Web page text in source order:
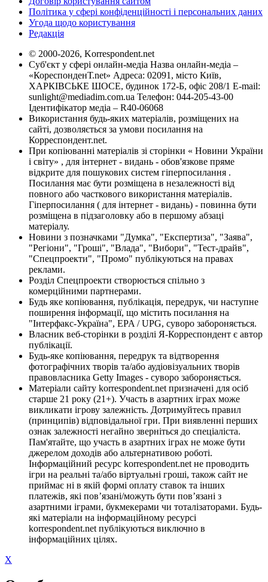
Політика у сфері конфіденційності і персональних даних
Угода щодо користування
Редакція
© 2000-2026, Korrespondent.net
Суб'єкт у сфері онлайн-медіа Назва онлайн-медіа –
«КореспонденТ.net» Адреса: 02091, місто Київ,
ХАРКІВСЬКЕ ШОСЕ, будинок 172-Б, офіс 208/1 E-mail:
sunlight@mediadim.com.ua Телефон: 044-205-43-00
Ідентифікатор медіа – R40-06068
Використання будь-яких матеріалів, розміщених на
сайті, дозволяється за умови посилання на
Корреспондент.net.
При копіюванні матеріалів зі сторінки « Новини України
і світу» , для інтернет - видань - обов'язкове пряме
відкрите для пошукових систем гіперпосилання .
Посилання має бути розміщена в незалежності від
повного або часткового використання матеріалів.
Гіперпосилання ( для інтернет - видань) - повинна бути
розміщена в підзаголовку або в першому абзаці
матеріалу.
Новини з позначками "Думка", "Експертиза", "Заява",
"Регіони", "Гроші", "Влада", "Вибори", "Тест-драйв",
"Спецпроекти", "Промо" публікуються на правах
реклами.
Розділ Спецпроекти створюється спільно з
комерційними партнерами.
Будь яке копіювання, публікація, передрук, чи наступне
поширення інформації, що містить посилання на
"Інтерфакс-Україна", EPA / UPG, суворо забороняється.
Власник веб-сторінки в розділі Я-Корреспондент є автор
публікації.
Будь-яке копіювання, передрук та відтворення
фотографічних творів та/або аудіовізуальних творів
правовласника Getty Images - суворо забороняється.
Матеріали сайту korrespondent.net призначені для осіб
старше 21 року (21+). Участь в азартних іграх може
викликати ігрову залежність. Дотримуйтесь правил
(принципів) відповідальної гри. При виявленні перших
ознак залежності негайно зверніться до спеціаліста.
Пам'ятайте, що участь в азартних іграх не може бути
джерелом доходів або альтернативою роботі.
Інформаційний ресурс korrespondent.net не проводить
ігри на реальні та/або віртуальні гроші, також сайт не
приймає ні в якій формі оплату ставок та інших
платежів, які пов’язані/можуть бути пов’язані з
азартними іграми, букмекерами чи тоталізаторами. Будь-
які матеріали на інформаційному ресурсі
korrespondent.net публікуються виключно в
інформаційних цілях.
X